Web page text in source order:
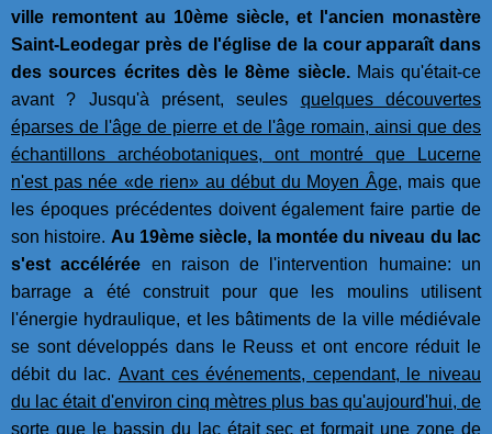
ville remontent au 10ème siècle, et l'ancien monastère
Saint-Leodegar près de l'église de la cour apparaît dans
des sources écrites dès le 8ème siècle.Mais qu'était-ce
avant ? Jusqu'à présent, seules quelques découvertes
éparses de l'âge de pierre et de l'âge romain, ainsi que des
échantillons archéobotaniques, ont montré que Lucerne
n'est pas née «de rien» au début du Moyen Âge, mais que
les époques précédentes doivent également faire partie de
son histoire. Au 19ème siècle, la montée du niveau du lac
s'est accélérée en raison de l'intervention humaine: un
barrage a été construit pour que les moulins utilisent
l'énergie hydraulique, et les bâtiments de la ville médiévale
se sont développés dans le Reuss et ont encore réduit le
débit du lac. Avant ces événements, cependant, le niveau
du lac était d'environ cinq mètres plus bas qu'aujourd'hui, de
sorte que le bassin du lac était sec et formait une zone de